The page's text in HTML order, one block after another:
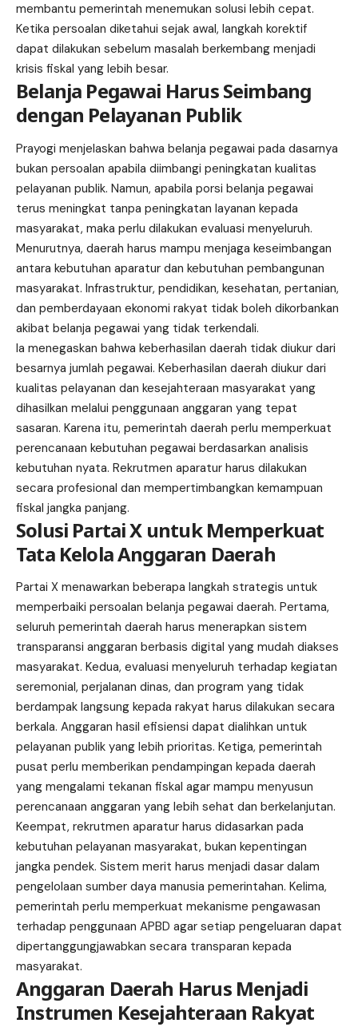
membantu pemerintah menemukan solusi lebih cepat.
Ketika persoalan diketahui sejak awal, langkah korektif
dapat dilakukan sebelum masalah berkembang menjadi
krisis fiskal yang lebih besar.
Belanja Pegawai Harus Seimbang
dengan Pelayanan Publik
Prayogi menjelaskan bahwa belanja pegawai pada dasarnya
bukan persoalan apabila diimbangi peningkatan kualitas
pelayanan publik. Namun, apabila porsi belanja pegawai
terus meningkat tanpa peningkatan layanan kepada
masyarakat, maka perlu dilakukan evaluasi menyeluruh.
Menurutnya, daerah harus mampu menjaga keseimbangan
antara kebutuhan aparatur dan kebutuhan pembangunan
masyarakat. Infrastruktur, pendidikan, kesehatan, pertanian,
dan pemberdayaan ekonomi rakyat tidak boleh dikorbankan
akibat belanja pegawai yang tidak terkendali.
Ia menegaskan bahwa keberhasilan daerah tidak diukur dari
besarnya jumlah pegawai. Keberhasilan daerah diukur dari
kualitas pelayanan dan kesejahteraan masyarakat yang
dihasilkan melalui penggunaan anggaran yang tepat
sasaran. Karena itu, pemerintah daerah perlu memperkuat
perencanaan kebutuhan pegawai berdasarkan analisis
kebutuhan nyata. Rekrutmen aparatur harus dilakukan
secara profesional dan mempertimbangkan kemampuan
fiskal jangka panjang.
Solusi Partai X untuk Memperkuat
Tata Kelola Anggaran Daerah
Partai X menawarkan beberapa langkah strategis untuk
memperbaiki persoalan belanja pegawai daerah. Pertama,
seluruh pemerintah daerah harus menerapkan sistem
transparansi anggaran berbasis digital yang mudah diakses
masyarakat. Kedua, evaluasi menyeluruh terhadap kegiatan
seremonial, perjalanan dinas, dan program yang tidak
berdampak langsung kepada rakyat harus dilakukan secara
berkala. Anggaran hasil efisiensi dapat dialihkan untuk
pelayanan publik yang lebih prioritas. Ketiga, pemerintah
pusat perlu memberikan pendampingan kepada daerah
yang mengalami tekanan fiskal agar mampu menyusun
perencanaan anggaran yang lebih sehat dan berkelanjutan.
Keempat, rekrutmen aparatur harus didasarkan pada
kebutuhan pelayanan masyarakat, bukan kepentingan
jangka pendek. Sistem merit harus menjadi dasar dalam
pengelolaan sumber daya manusia pemerintahan. Kelima,
pemerintah perlu memperkuat mekanisme pengawasan
terhadap penggunaan APBD agar setiap pengeluaran dapat
dipertanggungjawabkan secara transparan kepada
masyarakat.
Anggaran Daerah Harus Menjadi
Instrumen Kesejahteraan Rakyat